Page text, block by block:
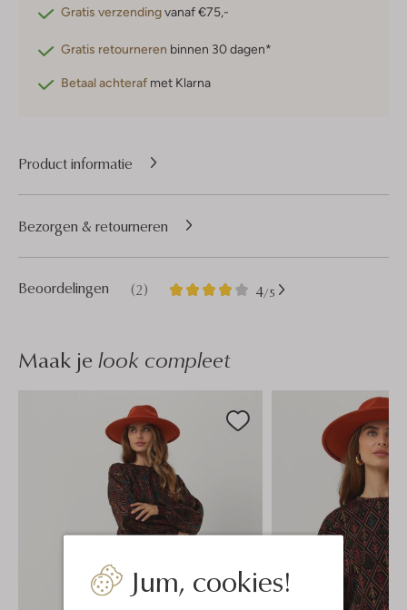
Jum, cookies!
Gratis verzendingvanaf €75,-
Gratis retourneren binnen 30 dagen*
Betaal achteraf met Klarna
Product informatie
Beoordelingen (2) 4/5
2
4
Bezorgen & retourneren
Maak je look compleet